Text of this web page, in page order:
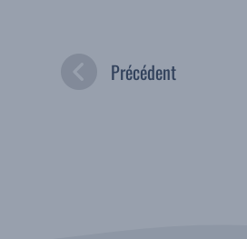
Précédent